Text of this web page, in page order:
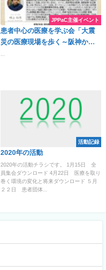
JPPaC主催イベント
患者中心の医療を学ぶ会「大震
災の医療現場を歩く～阪神から
ッド開催 場所 渋谷区総合文化
センター大和田・Zoom 参加無
料 お申込みURL
活動記録
2020年の活動
2020年の活動チラシです。 1月15日 全
員集会ダウンロード 4月22日 医療を取り
巻く環境の変化と将来ダウンロード ５月
２２日 患者団体...